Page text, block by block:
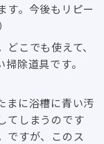
す。今後もリピー
こでも使えて、
除道具です。
まに浴槽に青い汚
てしまうのです
ですが、このス